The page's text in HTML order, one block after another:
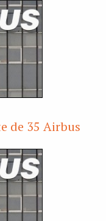
de 35 Airbus